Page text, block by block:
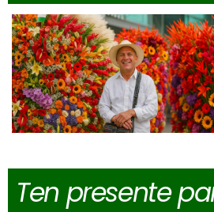
Ten presente